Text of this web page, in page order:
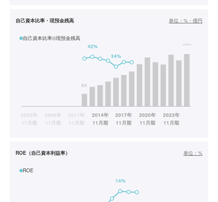
自己資本比率・現預金残高 単位： %・億円
自己資本比率 現預金残高
ROE（自己資本利益率） 単位： %
ROE